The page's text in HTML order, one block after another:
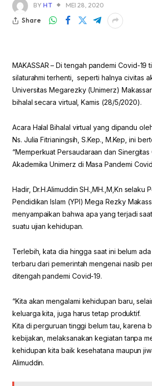
BY HT
MEI 28, 2020
Share
MAKASSAR – Di tengah pandemi Covid-19
silaturahmi terhenti, seperti halnya civitas
Universitas Megarezky (Unimerz)
bihalal secara virtual, Kamis (28/5/2020).
Acara Halal Bihalal virtual yang dipandu
Ns. Julia Fitrianingsih, S.Kep., M.Kep, ini
“Memperkuat Persaudaraan dan Sinergitas
Akademika Unimerz di Masa Pandemi
Hadir, Dr.H.Alimuddin SH.,MH.,M,Kn selaku
Pendidikan Islam (YPI) Mega Rezky
menyampaikan bahwa apa yang terjadi
suatu ujian kehidupan.
Terlebih, kata dia hingga saat ini belum
terbaru dari pemerintah mengenai nasib
ditengah pandemi Covid-19.
“Kita akan mengalami kehidupan baru,
keluarga kita, juga harus tetap produktif.
Kita di perguruan tinggi belum tau, karena
kebijakan, melaksanakan kegiatan tanpa
kehidupan kita baik kesehatana maupun
Alimuddin.